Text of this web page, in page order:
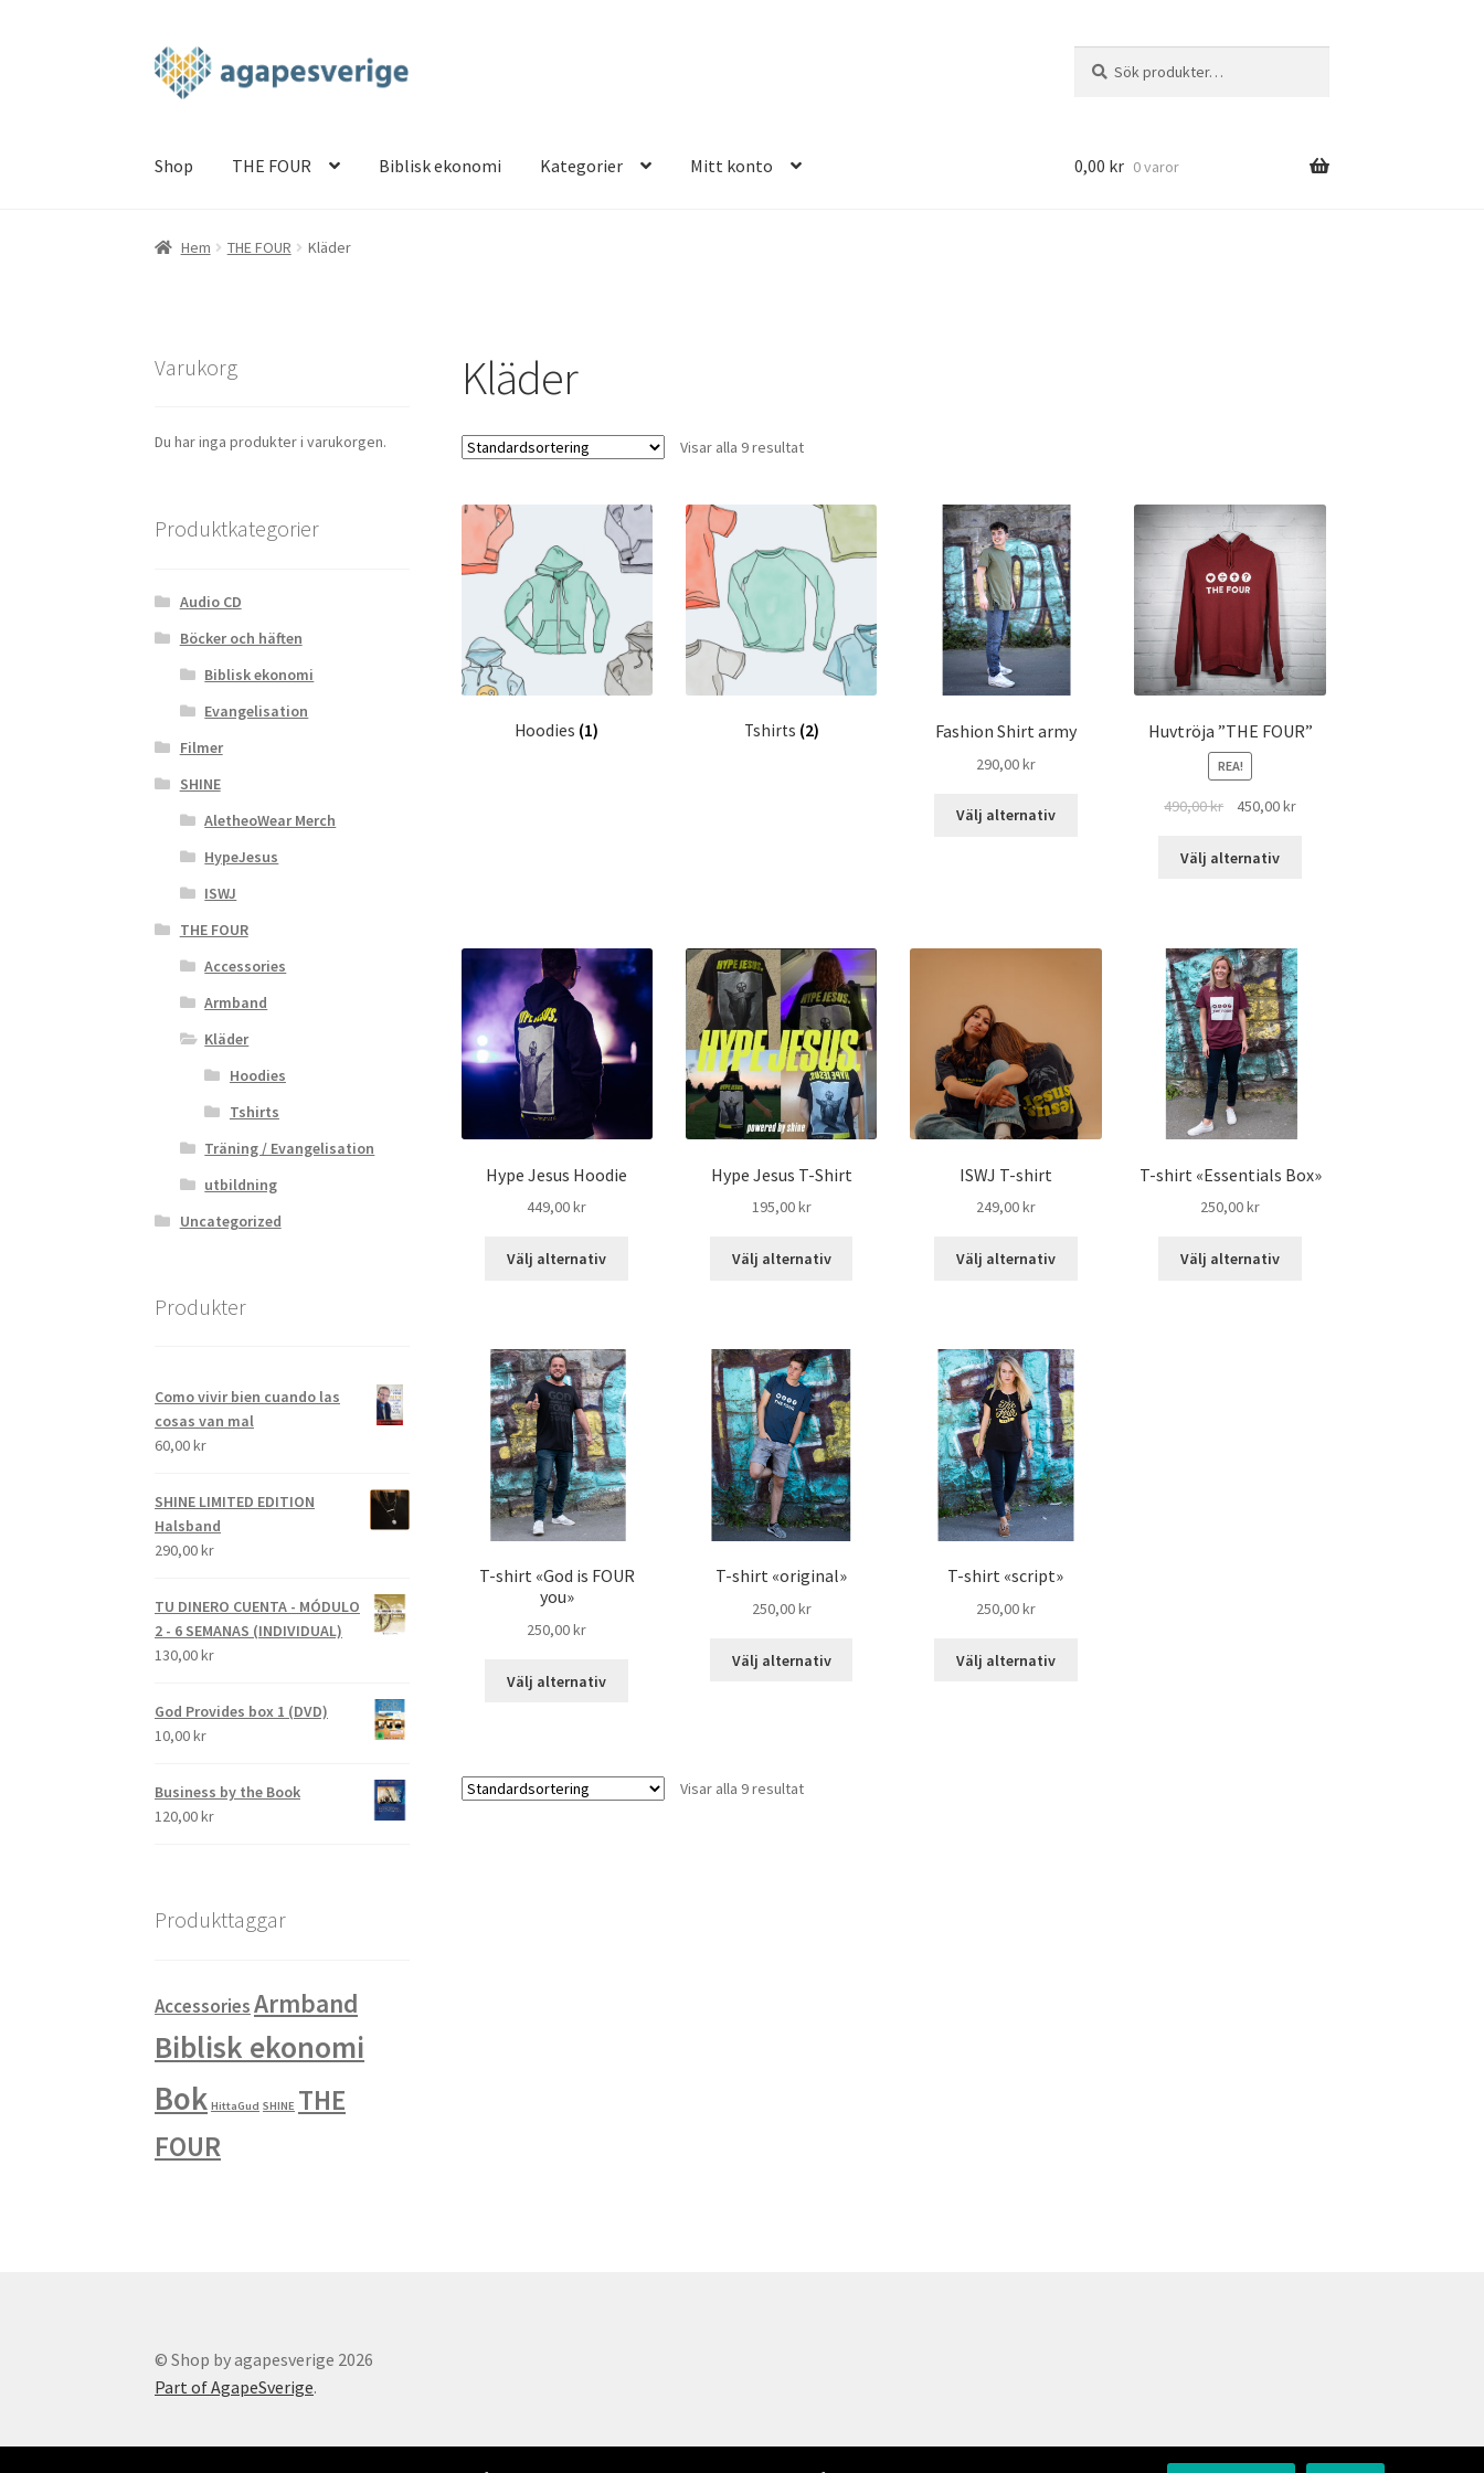
Hoppa
till
Hoppa
till
efter:
Shop THE FOUR Biblisk ekonomi Kategorier Mitt konto
Hem BlogCart Checkout
0,00 kr 0 varor
Hem THE FOUR Kläder
Kläder
Visar alla 9 resultat
Hoodies (1) Tshirts (2) Fashion Shirt army
290,00kr
Välj alternativ
Huvtröja ”THE FOUR”
REA!
490,00kr 450,00kr
Välj alternativ
Hype Jesus Hoodie
449,00kr
Välj alternativ
Hype Jesus T-Shirt
195,00kr
Välj alternativ
ISWJ T-shirt
249,00kr
Välj alternativ
T-shirt «Essentials Box»
250,00kr
Välj alternativ
T-shirt «God is FOUR
you»
250,00kr
Välj alternativ
T-shirt «original»
250,00kr
Välj alternativ
T-shirt «script»
250,00kr
Välj alternativ
Visar alla 9 resultat
Varukorg
Du har inga produkter i varukorgen.
Produktkategorier
Audio CD
Böcker och häften
Biblisk ekonomi
Evangelisation
Filmer
SHINE
AletheoWear Merch
HypeJesus
ISWJ
THE FOUR
Accessories
Armband
Kläder
Hoodies
Tshirts
Träning / Evangelisation
utbildning
Uncategorized
Produkter
Como vivir bien cuando las
cosas van mal
60,00kr
SHINE LIMITED EDITION
Halsband
290,00kr
TU DINERO CUENTA - MÓDULO
2 - 6 SEMANAS (INDIVIDUAL)
130,00kr
God Provides box 1 (DVD)
10,00kr
Business by the Book
120,00kr
Produkttaggar
AccessoriesArmband
Biblisk ekonomi
Bok HittaGud SHINE THE
FOUR
© Shop by agapesverige 2026
Part of AgapeSverige.